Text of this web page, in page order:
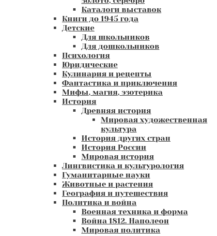
Каталоги выставок
Книги до 1945 года
Детские
Для школьников
Для дошкольников
Психология
Юридические
Кулинария и рецепты
Фантастика и приключения
Мифы, магия, эзотерика
История
Древняя история
Мировая художественная
культура
История других стран
История России
Мировая история
Лингвистика и культурология
Гуманитарные науки
Животные и растения
География и путешествия
Политика и война
Военная техника и форма
Война 1812. Наполеон
Мировая политика